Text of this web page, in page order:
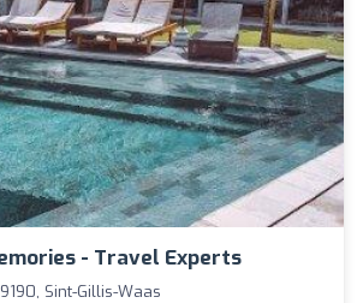
- Travel Experts
Sint-Gillis-Waas